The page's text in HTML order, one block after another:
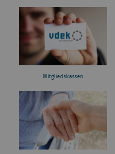
Mitgliedskassen